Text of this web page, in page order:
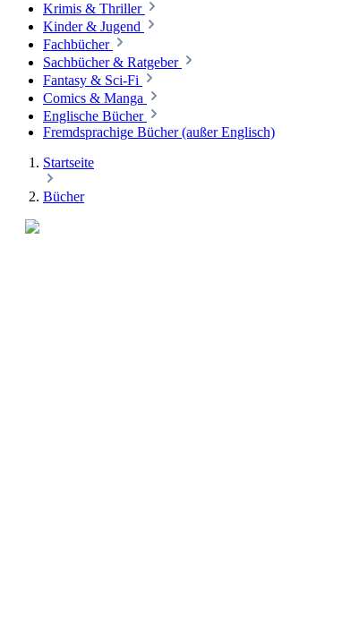
Krimis & Thriller
Kinder & Jugend
Fachbücher
Sachbücher & Ratgeber
Fantasy & Sci-Fi
Comics & Manga
Englische Bücher
Fremdsprachige Bücher (außer Englisch)
Startseite
Bücher